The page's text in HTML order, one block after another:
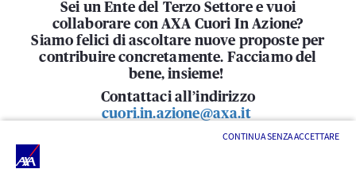
CONTINUA SENZA ACCETTARE
Sei un Ente del Terzo Settore e vuoi
collaborare con AXA Cuori In Azione?
Siamo felici di ascoltare nuove proposte per
contribuire concretamente. Facciamo del
bene, insieme!
Contattaci all’indirizzo
cuori.in.azione@axa.it